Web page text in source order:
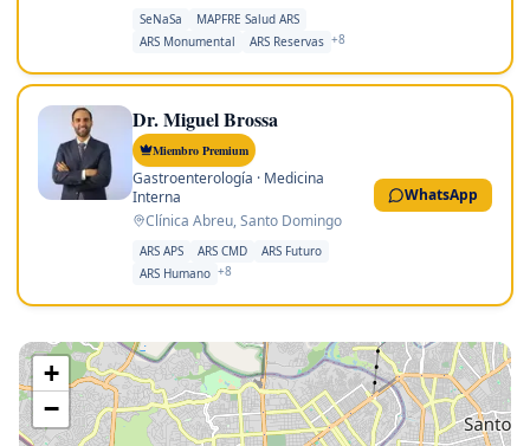
SeNaSa
MAPFRE Salud ARS
ARS Monumental
ARS Reservas +8
Dr. Miguel Brossa
Miembro Premium
Gastroenterología · Medicina
Interna
Clínica Abreu,Santo Domingo
ARS APS ARS CMD
ARS Futuro
ARS Humano +8
WhatsApp
+
−